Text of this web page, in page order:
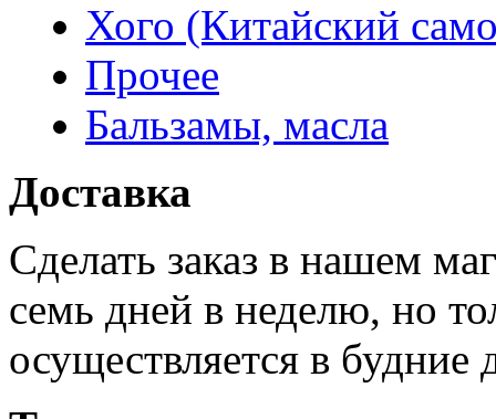
Хого (Китайский
Прочее
Бальзамы, масла
Доставка
Сделать заказ в нашем
семь дней в неделю, но
осуществляется в будние